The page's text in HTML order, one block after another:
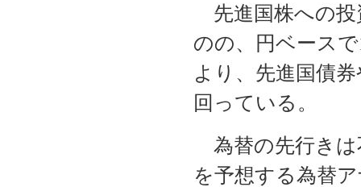
先進国株への投
のの、円ベース
より、先進国債
回っている。
為替の先行きは
を予想する為替